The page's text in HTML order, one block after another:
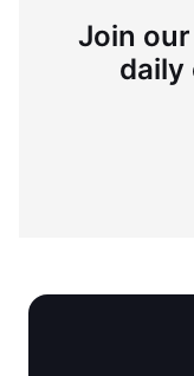
Join
daily